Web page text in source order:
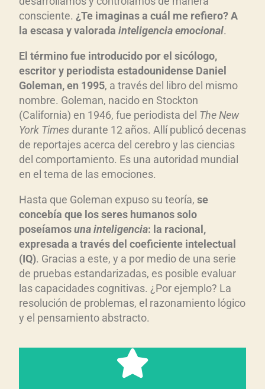
consciente. ¿Te imaginas a cuál me refiero? A
la escasa y valorada inteligencia emocional.
El término fue introducido por el sicólogo,
escritor y periodista estadounidense Daniel
Goleman, en 1995, a través del libro del mismo
nombre. Goleman, nacido en Stockton
(California) en 1946, fue periodista del The New
York Times durante 12 años. Allí publicó decenas
de reportajes acerca del cerebro y las ciencias
del comportamiento. Es una autoridad mundial
en el tema de las emociones.
Hasta que Goleman expuso su teoría, se
concebía que losseres humanos solo
poseíamosuna inteligencia: la racional,
expresada a través del coeficiente intelectual
(IQ). Gracias a este, y a por medio de una serie
de pruebas estandarizadas, es posible evaluar
las capacidades cognitivas. ¿Por ejemplo? La
resolución de problemas, el razonamiento lógico
y el pensamiento abstracto.
la habilidad (solo hay que
desarrollarla)